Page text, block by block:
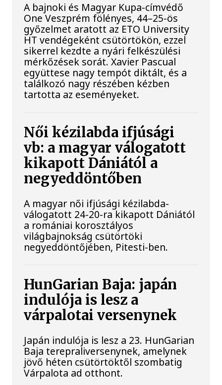
A bajnoki és Magyar Kupa-címvédő
One Veszprém fölényes, 44–25-ös
győzelmet aratott az ETO University
HT vendégeként csütörtökön, ezzel
sikerrel kezdte a nyári felkészülési
mérkőzések sorát. Xavier Pascual
együttese nagy tempót diktált, és a
találkozó nagy részében kézben
tartotta az eseményeket.
Női kézilabda ifjúsági
vb: a magyar válogatott
kikapott Dániától a
negyeddöntőben
A magyar női ifjúsági kézilabda-
válogatott 24-20-ra kikapott Dániától
a romániai korosztályos
világbajnokság csütörtöki
negyeddöntőjében, Pitesti-ben.
HunGarian Baja: japán
indulója is lesz a
várpalotai versenynek
Japán indulója is lesz a 23. HunGarian
Baja terepraliversenynek, amelynek
jövő héten csütörtöktől szombatig
Várpalota ad otthont.